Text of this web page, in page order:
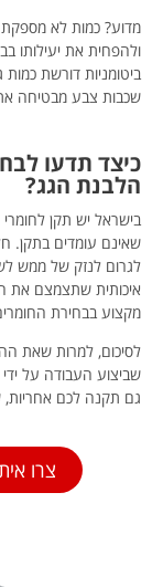
מדוע? כמות לא
ולהפחית את יעילותו
שכבות צבע מבטיחה
כיצד תדעו
הלבנת הגג?
בישראל יש תקן
שאינם עומדים בתקן.
לגרום לנזק של ממש
איכותית שתצמצם את
מקצוע בבחירת
לסיכום, למרות שאת
שביצוע העבודה על
גם תקנה לכם אחריות,
צרו איתנו